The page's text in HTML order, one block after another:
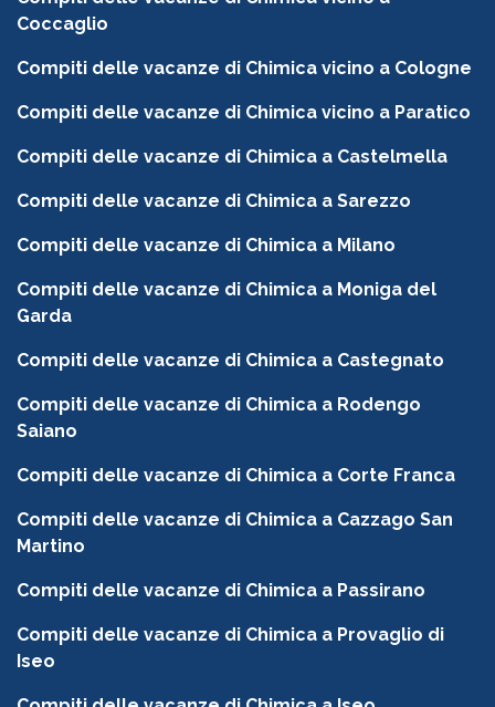
Coccaglio
Compiti delle vacanze di Chimica vicino a Cologne
Compiti delle vacanze di Chimica vicino a Paratico
Compiti delle vacanze di Chimica a Castelmella
Compiti delle vacanze di Chimica a Sarezzo
Compiti delle vacanze di Chimica a Milano
Compiti delle vacanze di Chimica a Moniga del
Garda
Compiti delle vacanze di Chimica a Castegnato
Compiti delle vacanze di Chimica a Rodengo
Saiano
Compiti delle vacanze di Chimica a Corte Franca
Compiti delle vacanze di Chimica a Cazzago San
Martino
Compiti delle vacanze di Chimica a Passirano
Compiti delle vacanze di Chimica a Provaglio di
Iseo